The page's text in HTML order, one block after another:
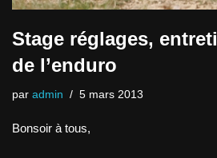
Stage réglages,
de l’enduro
par admin 5 mars 2013
Bonsoir à tous,